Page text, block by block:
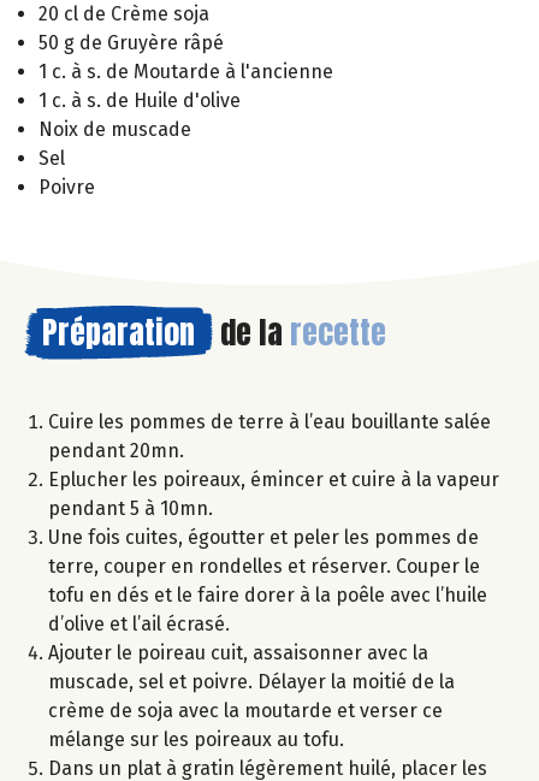
20 cl de Crème soja
50 g de Gruyère râpé
1 c. à s. de Moutarde à l'ancienne
1 c. à s. de Huile d'olive
Noix de muscade
Sel
Poivre
Préparation de la recette
Cuire les pommes de terre à l’eau bouillante salée
pendant 20mn.
Eplucher les poireaux, émincer et cuire à la vapeur
pendant 5 à 10mn.
Une fois cuites, égoutter et peler les pommes de
terre, couper en rondelles et réserver. Couper le
tofu en dés et le faire dorer à la poêle avec l’huile
d’olive et l’ail écrasé.
Ajouter le poireau cuit, assaisonner avec la
muscade, sel et poivre. Délayer la moitié de la
crème de soja avec la moutarde et verser ce
mélange sur les poireaux au tofu.
Dans un plat à gratin légèrement huilé, placer les